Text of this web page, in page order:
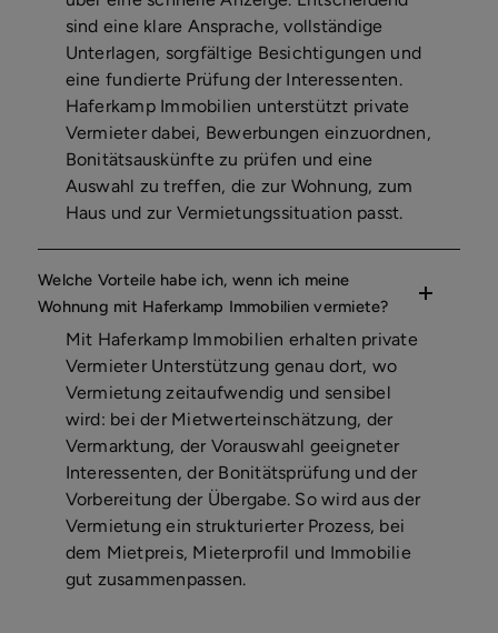
sind eine klare Ansprache, vollständige
Unterlagen, sorgfältige Besichtigungen und
eine fundierte Prüfung der Interessenten.
Haferkamp Immobilien unterstützt private
Vermieter dabei, Bewerbungen einzuordnen,
Bonitätsauskünfte zu prüfen und eine
Auswahl zu treffen, die zur Wohnung, zum
Haus und zur Vermietungssituation passt.
Welche Vorteile habe ich, wenn ich meine
Wohnung mit Haferkamp Immobilien vermiete?
Mit Haferkamp Immobilien erhalten private
Vermieter Unterstützung genau dort, wo
Vermietung zeitaufwendig und sensibel
wird: bei der Mietwerteinschätzung, der
Vermarktung, der Vorauswahl geeigneter
Interessenten, der Bonitätsprüfung und der
Vorbereitung der Übergabe. So wird aus der
Vermietung ein strukturierter Prozess, bei
dem Mietpreis, Mieterprofil und Immobilie
gut zusammenpassen.